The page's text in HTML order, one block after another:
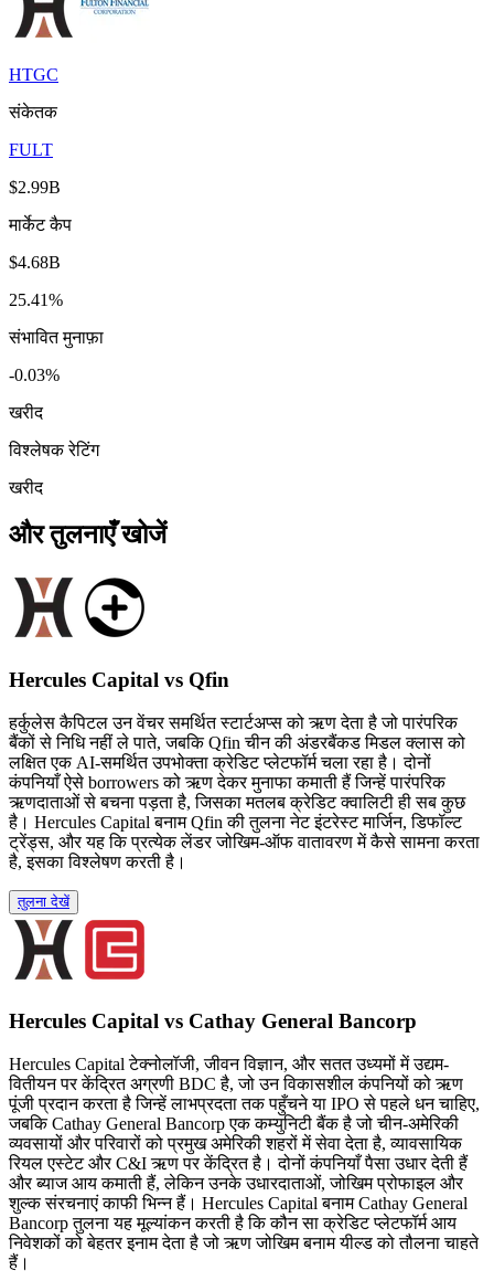
HTGC
संकेतक
FULT
$2.99B
मार्केट कैप
$4.68B
25.41%
संभावित मुनाफ़ा
-0.03%
खरीद
विश्लेषक रेटिंग
खरीद
और तुलनाएँ खोजें
Hercules Capital vs Qfin
हर्कुलेस कैपिटल उन वेंचर समर्थित स्टार्टअप्स को ऋण देता है जो पारंपरिक
बैंकों से निधि नहीं ले पाते, जबकि Qfin चीन की अंडरबैंकड मिडल क्लास को
लक्षित एक AI-समर्थित उपभोक्ता क्रेडिट प्लेटफॉर्म चला रहा है। दोनों
कंपनियाँ ऐसे borrowers को ऋण देकर मुनाफा कमाती हैं जिन्हें पारंपरिक
ऋणदाताओं से बचना पड़ता है, जिसका मतलब क्रेडिट क्वालिटी ही सब कुछ
है। Hercules Capital बनाम Qfin की तुलना नेट इंटरेस्ट मार्जिन, डिफॉल्ट
ट्रेंड्स, और यह कि प्रत्येक लेंडर जोखिम-ऑफ वातावरण में कैसे सामना करता
है, इसका विश्लेषण करती है।
तुलना देखें
Hercules Capital vs Cathay General Bancorp
Hercules Capital टेक्नोलॉजी, जीवन विज्ञान, और सतत उध्यमों में उद्यम-
वितीयन पर केंद्रित अग्रणी BDC है, जो उन विकासशील कंपनियों को ऋण
पूंजी प्रदान करता है जिन्हें लाभप्रदता तक पहुँचने या IPO से पहले धन चाहिए,
जबकि Cathay General Bancorp एक कम्युनिटी बैंक है जो चीन-अमेरिकी
व्यवसायों और परिवारों को प्रमुख अमेरिकी शहरों में सेवा देता है, व्यावसायिक
रियल एस्टेट और C&I ऋण पर केंद्रित है। दोनों कंपनियाँ पैसा उधार देती हैं
और ब्याज आय कमाती हैं, लेकिन उनके उधारदाताओं, जोखिम प्रोफाइल और
शुल्क संरचनाएं काफी भिन्न हैं। Hercules Capital बनाम Cathay General
Bancorp तुलना यह मूल्यांकन करती है कि कौन सा क्रेडिट प्लेटफॉर्म आय
निवेशकों को बेहतर इनाम देता है जो ऋण जोखिम बनाम यील्ड को तौलना चाहते
हैं।